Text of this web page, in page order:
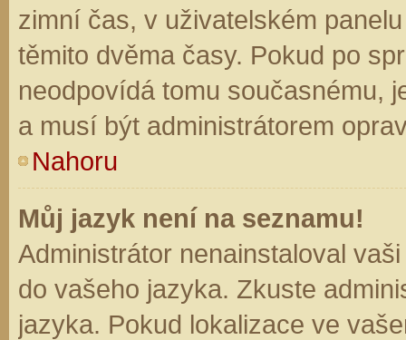
zimní čas, v uživatelském
těmito dvěma časy. Pokud po
neodpovídá tomu současnému,
a musí být administrátorem
Nahoru
Můj jazyk není na seznamu!
Administrátor nenainstaloval
do vašeho jazyka. Zkuste
jazyka. Pokud lokalizace ve